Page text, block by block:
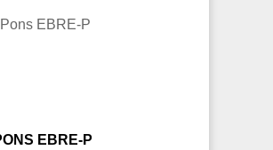
EBRE-P